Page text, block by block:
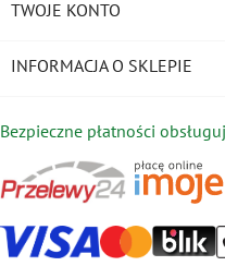
TWOJE KONTO
INFORMACJA O SKLEPIE
Bezpieczne płatności